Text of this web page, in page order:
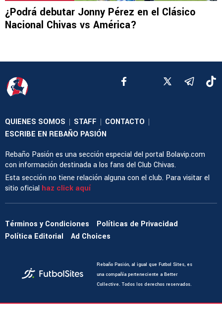
¿Podrá debutar Jonny Pérez en el Clásico
Nacional Chivas vs América?
QUIENES SOMOS | STAFF | CONTACTO |
ESCRIBE EN REBAÑO PASIÓN
Rebaño Pasión es una sección especial del portal Bolavip.com
con información destinada a los fans del Club Chivas.
Esta sección no tiene relación alguna con el club. Para visitar el
sitio oficial haz click aquí
Términos y Condiciones
Políticas de Privacidad
Política Editorial
Ad Choices
Rebaño Pasión, al igual que Futbol Sites, es
una compañía perteneciente a Better
Collective. Todos los derechos reservados.